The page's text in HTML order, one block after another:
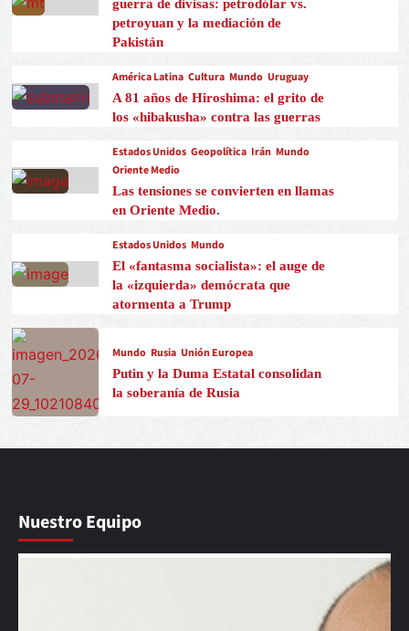
guerra de divisas: petrodólar vs.
petroyuan y la mediación de
Pakistán
América Latina Cultura Mundo Uruguay
A 81 años de Hiroshima: el grito de
los «hibakusha» contra las guerras
Estados Unidos Geopolítica Irán Mundo
Oriente Medio
Las tensiones se convierten en llamas
en Oriente Medio.
Estados Unidos Mundo
El «fantasma socialista»: el auge de
la «izquierda» demócrata que
atormenta a Trump
Mundo Rusia Unión Europea
Putin y la Duma Estatal consolidan
la soberanía de Rusia
Nuestro Equipo